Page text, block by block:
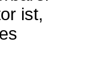
ist,